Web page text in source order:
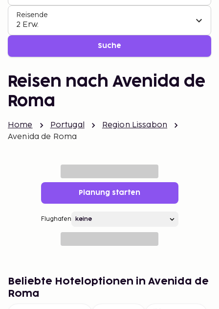
Reisende
2 Erw.
Suche
Reisen nach Avenida de
Roma
Home Portugal
Region Lissabon
Avenida de Roma
Planung starten
Flughafen
Beliebte Hoteloptionen in Avenida de
Roma